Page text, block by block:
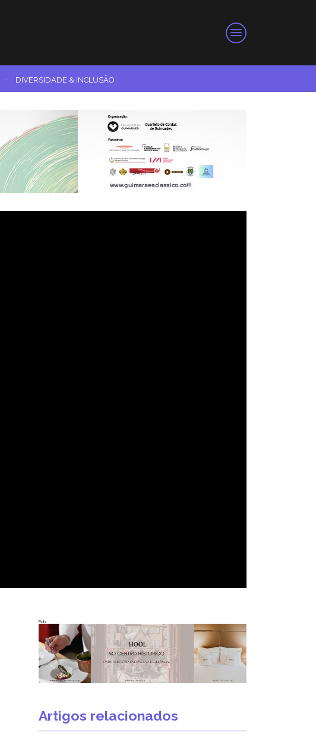
· DIVERSIDADE & INCLUSÃO
Pub
Artigos relacionados